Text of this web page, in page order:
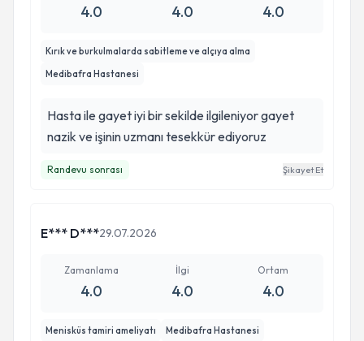
4.0 4.0 4.0
Kırık ve burkulmalarda sabitleme ve alçıya alma
Medibafra Hastanesi
Hasta ile gayet iyi bir sekilde ilgileniyor gayet
nazik ve işinin uzmanı tesekkür ediyoruz
Randevu sonrası Şikayet Et
E*** D***29.07.2026
Zamanlama
4.0
İlgi
4.0
Ortam
4.0
Menisküs tamiri ameliyatı Medibafra Hastanesi